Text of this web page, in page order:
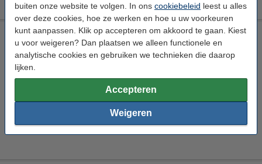
buiten onze website te volgen. In ons cookiebeleid leest u alles
over deze cookies, hoe ze werken en hoe u uw voorkeuren
kunt aanpassen. Klik op accepteren om akkoord te gaan. Kiest
u voor weigeren? Dan plaatsen we alleen functionele en
analytische cookies en gebruiken we technieken die daarop
lijken.
Accepteren
Weigeren
Sorbo Huishoudhandschoenen Geel (Maat S)
Huishoudhandschoenen Geel Latex
Direct leverbaar
€ 2,99 Bestellen